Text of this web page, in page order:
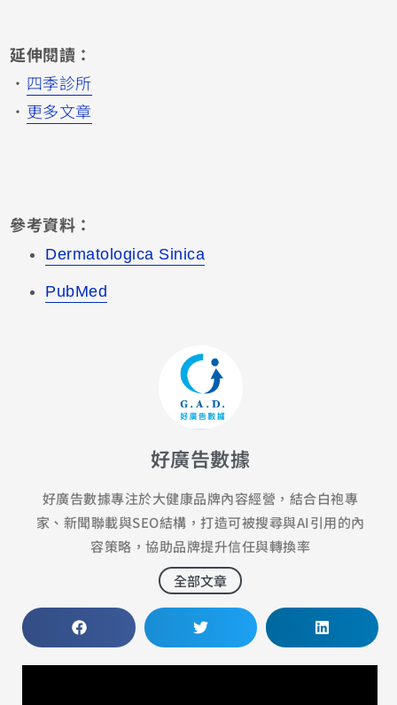
延伸閱讀：
・ 四季診所
・ 更多文章
參考資料：
Dermatologica Sinica
PubMed
好廣告數據
好廣告數據專注於大健康品牌內容經營，結合白袍專
家、新聞聯載與SEO結構，打造可被搜尋與AI引用的內
容策略，協助品牌提升信任與轉換率
全部文章